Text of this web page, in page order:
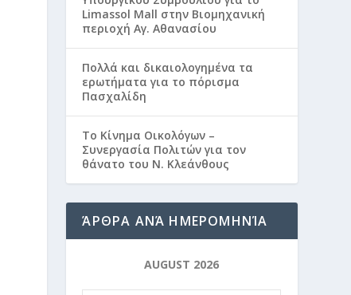
Limassol Mall στην Βιομηχανική
περιοχή Αγ. Αθανασίου
Πολλά και δικαιολογημένα τα
ερωτήματα για το πόρισμα
Πασχαλίδη
Το Κίνημα Οικολόγων –
Συνεργασία Πολιτών για τον
θάνατο του Ν. Κλεάνθους
ΆΡΘΡΑ ΑΝΆ ΗΜΕΡΟΜΗΝΊΑ
AUGUST 2026